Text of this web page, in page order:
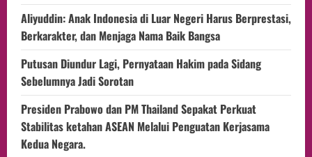
Aliyuddin: Anak Indonesia di Luar Negeri Harus Berprestasi,
Berkarakter, dan Menjaga Nama Baik Bangsa
Putusan Diundur Lagi, Pernyataan Hakim pada Sidang
Sebelumnya Jadi Sorotan
Presiden Prabowo dan PM Thailand Sepakat Perkuat
Stabilitas ketahan ASEAN Melalui Penguatan Kerjasama
Kedua Negara.